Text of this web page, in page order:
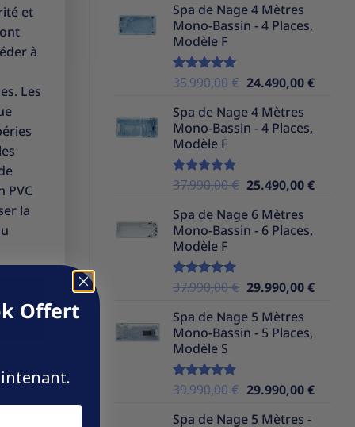
et
à
Les
PVC
la
Spa de Nage 4 Mètres
Mono-Bassin - 4 Places,
Modèle F
Note5.00
35.990,00€ Le
initial
était :
24.490,00€Le
Spa de Nage 4 Mètres
Mono-Bassin - 4 Places,
Modèle F
Note5.00
37.990,00€ Le
initial
était :
25.490,00€Le
Spa de Nage 6 Mètres
Mono-Bassin - 6 Places,
Modèle F
Note5.00
37.990,00€ Le
initial
était :
29.990,00€Le
Spa de Nage 5 Mètres
Mono-Bassin - 5 Places,
Modèle S
Note5.00
39.990,00€ Le
initial
29.990,00€Le
Spa de Nage 5 Mètres -
Offert